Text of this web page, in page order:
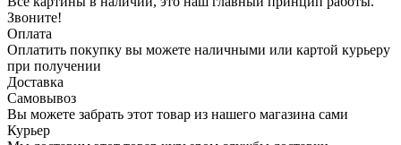
Звоните!
Оплата
Оплатить покупку вы можете наличными или картой курьеру
при получении
Доставка
Самовывоз
Вы можете забрать этот товар из нашего магазина сами
Курьер